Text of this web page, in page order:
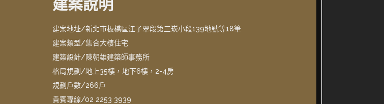
建案說明
建案地址/新北市板橋區江子翠段第三崁小段139地號等18筆
建案類型/集合大樓住宅
建築設計/陳朝雄建築師事務所
格局規劃/地上35樓，地下6樓，2-4房
規劃戶數/266戶
貴賓專線/02 2253 3939